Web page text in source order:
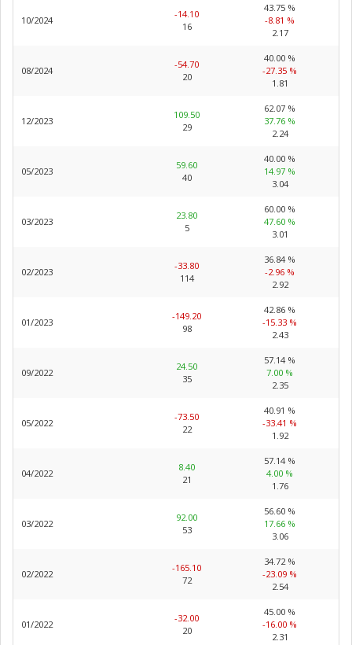
10/2024
-14.10
16
43.75 %
-8.81 %
2.17
08/2024
-54.70
20
40.00 %
-27.35 %
1.81
12/2023
109.50
29
62.07 %
37.76 %
2.24
05/2023
59.60
40
40.00 %
14.97 %
3.04
03/2023
23.80
5
60.00 %
47.60 %
3.01
02/2023
-33.80
114
36.84 %
-2.96 %
2.92
01/2023
-149.20
98
42.86 %
-15.33 %
2.43
09/2022
24.50
35
57.14 %
7.00 %
2.35
05/2022
-73.50
22
40.91 %
-33.41 %
1.92
04/2022
8.40
21
57.14 %
4.00 %
1.76
03/2022
92.00
53
56.60 %
17.66 %
3.06
02/2022
-165.10
72
34.72 %
-23.09 %
2.54
01/2022
-32.00
20
45.00 %
-16.00 %
2.31